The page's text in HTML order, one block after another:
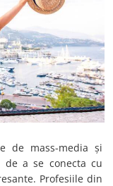
de mass-media și
de a se conecta cu
Profesiile din